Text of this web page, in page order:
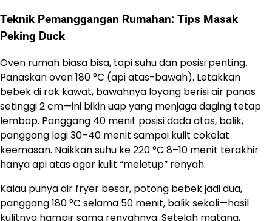
Teknik Pemanggangan Rumahan: Tips Masak
Peking Duck
Oven rumah biasa bisa, tapi suhu dan posisi penting.
Panaskan oven 180 °C (api atas-bawah). Letakkan
bebek di rak kawat, bawahnya loyang berisi air panas
setinggi 2 cm—ini bikin uap yang menjaga daging tetap
lembap. Panggang 40 menit posisi dada atas, balik,
panggang lagi 30–40 menit sampai kulit cokelat
keemasan. Naikkan suhu ke 220 °C 8–10 menit terakhir
hanya api atas agar kulit “meletup” renyah.
Kalau punya air fryer besar, potong bebek jadi dua,
panggang 180 °C selama 50 menit, balik sekali—hasil
kulitnya hampir sama renyahnya. Setelah matang,